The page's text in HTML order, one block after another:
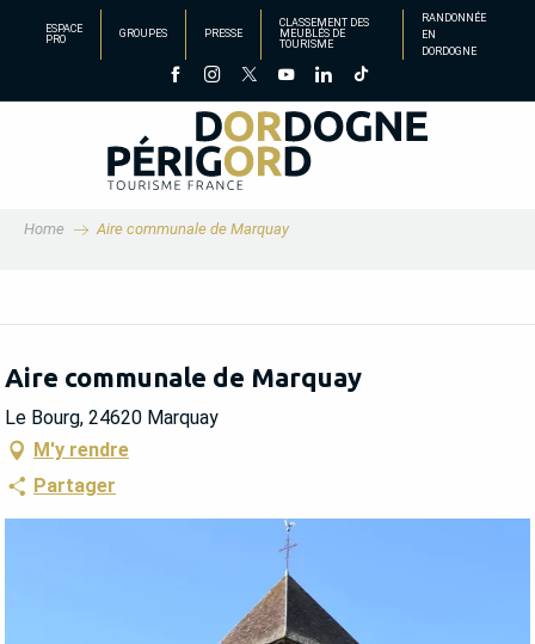
principal
ESPACE
PRO
GROUPES PRESSE
CLASSEMENT DES
MEUBLÉS DE
TOURISME
RANDONNÉE
EN
DORDOGNE
Home Aire communale de Marquay
Aire communale de Marquay
Le Bourg, 24620 Marquay
M'y rendre
Partager